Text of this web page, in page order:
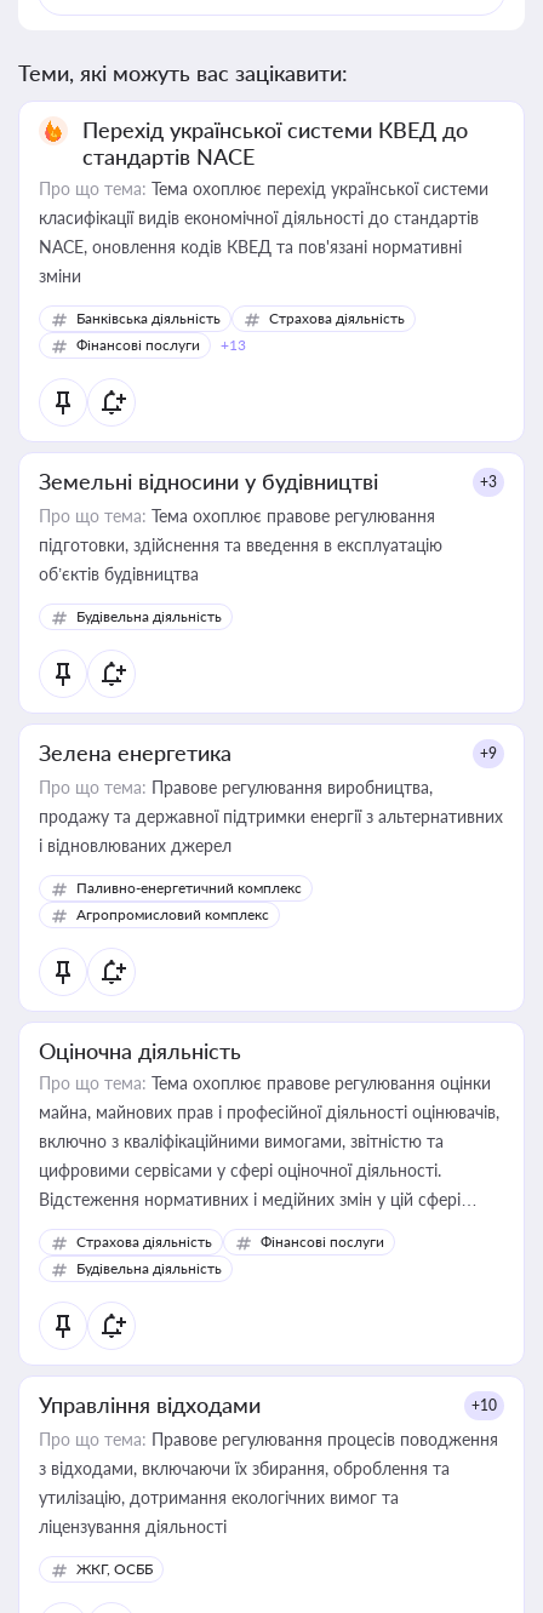
Теми, які можуть вас зацікавити:
Перехід української системи КВЕД до
стандартів NACE
Про що тема: Тема охоплює перехід української системи
класифікації видів економічної діяльності до стандартів
NACE, оновлення кодів КВЕД та пов'язані нормативні
зміни
Банківська діяльність
Страхова діяльність
Фінансові послуги
+13
Земельні відносини у будівництві +3
Про що тема: Тема охоплює правове регулювання
підготовки, здійснення та введення в експлуатацію
об’єктів будівництва
Будівельна діяльність
Зелена енергетика +9
Про що тема: Правове регулювання виробництва,
продажу та державної підтримки енергії з альтернативних
і відновлюваних джерел
Паливно-енергетичний комплекс
Агропромисловий комплекс
Оціночна діяльність
Про що тема: Тема охоплює правове регулювання оцінки
майна, майнових прав і професійної діяльності оцінювачів,
включно з кваліфікаційними вимогами, звітністю та
цифровими сервісами у сфері оціночної діяльності.
Відстеження нормативних і медійних змін у цій сфері
корисне для власника бізнесу, керівника, юриста або
бухгалтера під час оподаткування, приватизації, оренди
державного майна, корпоративних угод і перевірки
статусу суб'єктів оціночної діяльності
Страхова діяльність
Фінансові послуги
Будівельна діяльність
Управління відходами +10
Про що тема: Правове регулювання процесів поводження
з відходами, включаючи їх збирання, оброблення та
утилізацію, дотримання екологічних вимог та
ліцензування діяльності
ЖКГ, ОСББ